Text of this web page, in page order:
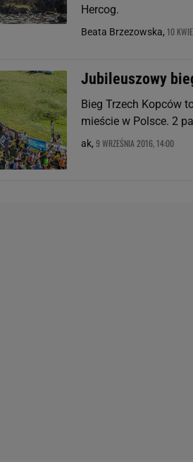
Hercog.
Beata Brzezowska, 10
Jubileuszowy
Bieg Trzech Kopców
mieście w Polsce. 2
ak, 9 WRZEŚNIA 2016, 14:00